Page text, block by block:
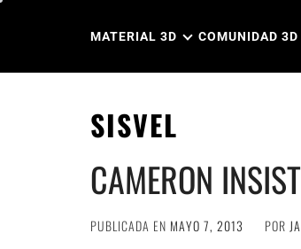
MATERIAL 3D COMUNIDAD 3D
SISVEL
CAMERON
PUBLICADA EN MAYO 7, 2013 POR